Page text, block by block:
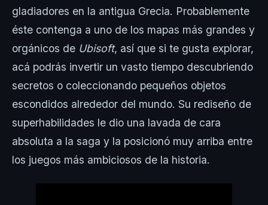
gladiadores en la antigua Grecia. Probablemente
éste contenga a uno de los mapas más grandes y
orgánicos de Ubisoft, así que si te gusta explorar,
acá podrás invertir un vasto tiempo descubriendo
secretos o coleccionando pequeños objetos
escondidos alrededor del mundo. Su rediseño de
superhabilidades le dio una lavada de cara
absoluta a la saga y la posicionó muy arriba entre
los juegos más ambiciosos de la historia.